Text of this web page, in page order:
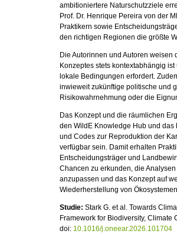
ambitioniertere Naturschutzziele
Prof. Dr. Henrique Pereira von der
Praktikern sowie
den richtigen Regionen die größte
Die Autorinnen und Autoren weisen
Konzeptes stets kontextabhängig
lokale Bedingungen erfordert.
inwieweit zukünftige politische und
Risikowahrnehmung oder die
Das Konzept und die räumlichen
den WildE Knowledge Hub und das
und Codes zur Reproduktion der
verfügbar sein. Damit erhalten
Entscheidungsträger und
Chancen zu erkunden, die
anzupassen und das Konzept auf
Wiederherstellung von
Studie: Stark G. et al. Towards
Framework for Biodiversity, Climate
doi: 10.1016/j.oneear.2026.101704